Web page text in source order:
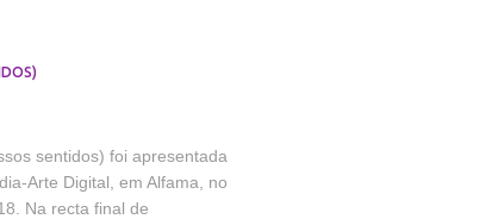
sentidos) foi apresentada
Arte Digital, em Alfama, no
Na recta final de